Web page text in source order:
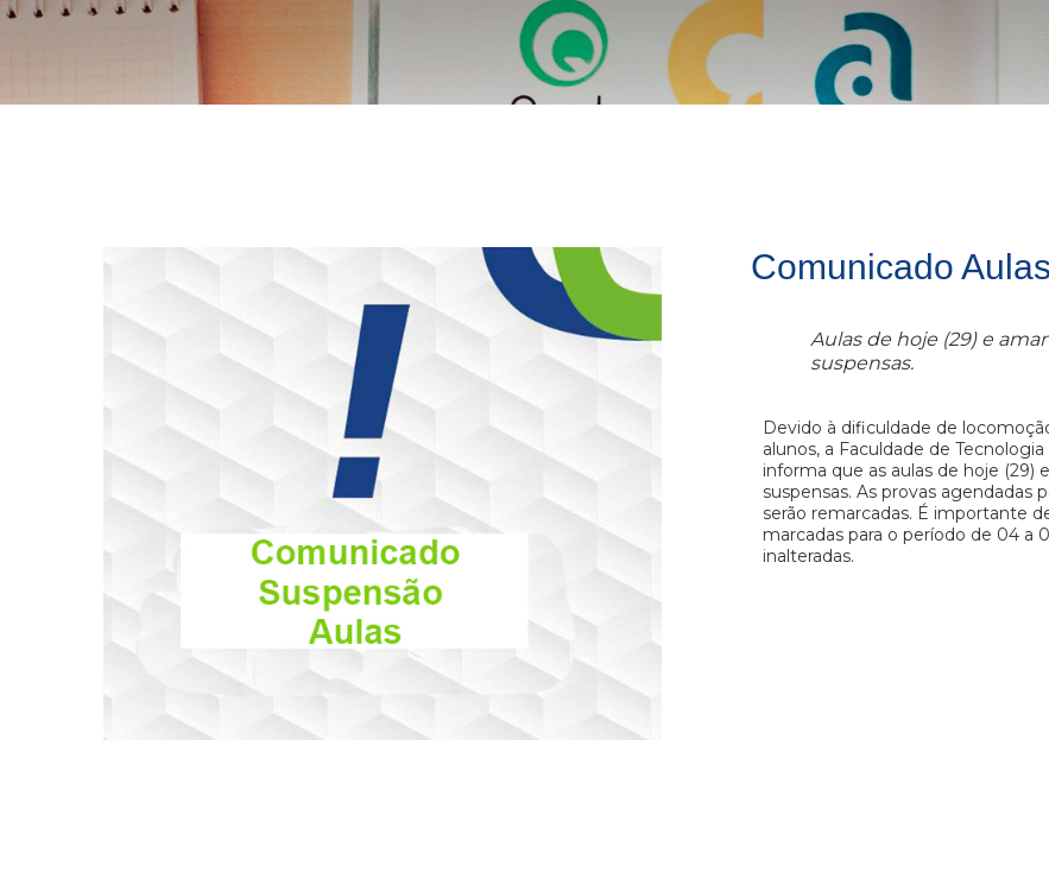
Comunicado
Aulas de hoje (29) e
suspensas.
Devido à dificuldade de
alunos, a Faculdade de
informa que as aulas de hoje (29)
suspensas. As provas agendadas
serão remarcadas. É importante
marcadas para o período de 04 a
inalteradas.